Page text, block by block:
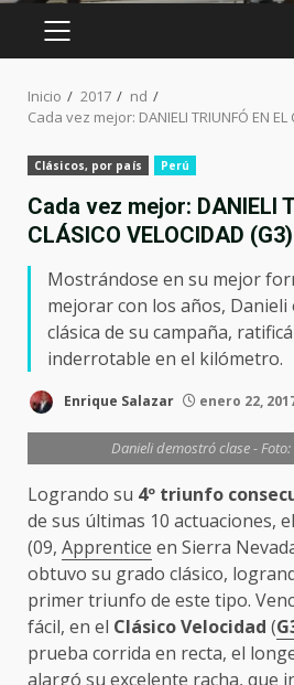
MENÚ
Inicio 2017
nd
Cada vez mejor: DANIELI TRIUNFÓ EN EL
Clásicos, por país Perú
Cada vez mejor: DANIELI
CLÁSICO VELOCIDAD (G3)
Mostrándose en su mejor
mejorar con los años, Danieli
clásica de su campaña,
inderrotable en el kilómetro.
Enrique Salazar enero 22,
Danieli demostró clase -
Logrando su 4º triunfo
de sus últimas 10 actuaciones,
(09, Apprentice en Sierra
obtuvo su grado clásico,
primer triunfo de este tipo.
fácil, en el Clásico Velocidad (
prueba corrida en recta, el
alargó su excelente racha, que